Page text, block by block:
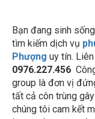
Bạn đang sinh
Phượng uy tín.
0976.227.456
group là đơn vị
tất cả côn trùng
chúng tôi cam kết
lượng như mong